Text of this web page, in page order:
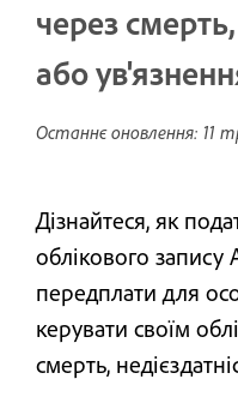
через
або
Останнє оновлення: 11
Дізнайтеся, як
облікового запису
передплати для
керувати своїм
смерть,